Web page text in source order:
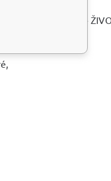
- ZDRAVÍ - SÍLA -